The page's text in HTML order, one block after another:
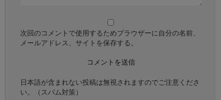
次回のコメントで使用するためブラウザーに自分の名前、
メールアドレス、サイトを保存する。
日本語が含まれない投稿は無視されますのでご注意くださ
い。（スパム対策）